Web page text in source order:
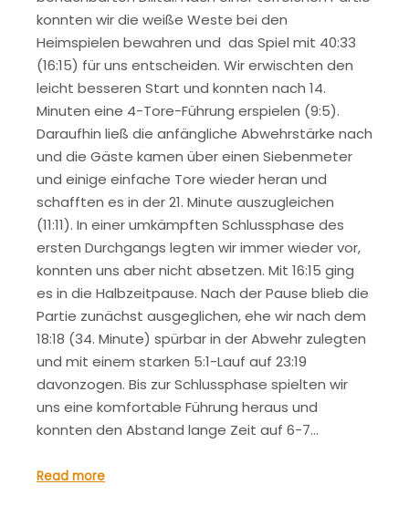
konnten wir die weiße Weste bei den
Heimspielen bewahren und das Spiel mit 40:33
(16:15) für uns entscheiden. Wir erwischten den
leicht besseren Start und konnten nach 14.
Minuten eine 4-Tore-Führung erspielen (9:5).
Daraufhin ließ die anfängliche Abwehrstärke nach
und die Gäste kamen über einen Siebenmeter
und einige einfache Tore wieder heran und
schafften es in der 21. Minute auszugleichen
(11:11). In einer umkämpften Schlussphase des
ersten Durchgangs legten wir immer wieder vor,
konnten uns aber nicht absetzen. Mit 16:15 ging
es in die Halbzeitpause. Nach der Pause blieb die
Partie zunächst ausgeglichen, ehe wir nach dem
18:18 (34. Minute) spürbar in der Abwehr zulegten
und mit einem starken 5:1-Lauf auf 23:19
davonzogen. Bis zur Schlussphase spielten wir
uns eine komfortable Führung heraus und
konnten den Abstand lange Zeit auf 6-7…
Read more